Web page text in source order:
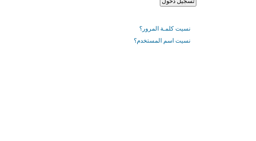
نسيت كلمـة المرور؟
نسيت اسم المستخدم؟